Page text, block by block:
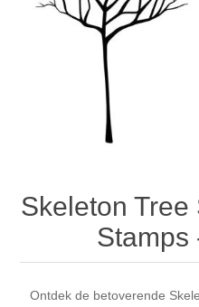
Stompkaarsen
Magic
Steampunk
60 bij 40 cm
Alcohol ink
Embossing
Inkt
Inkleuren
Gummiapan
Lavinia Stamps
CraftEmotions
Distress
Ranger
Inspiratie
Art Journal 2025
Kaarten 2025
Art Journal 2024
Skeleton
Stamps
Ontdek de betoverende